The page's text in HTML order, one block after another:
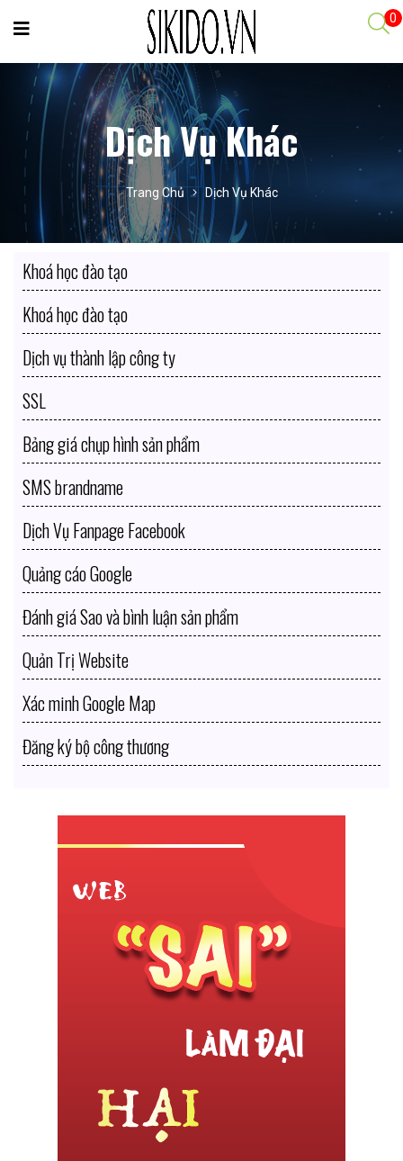
0
Dịch Vụ Khác
Trang Chủ Dịch Vụ Khác
Khoá học đào tạo
Khoá học đào tạo
Dịch vụ thành lập công ty
SSL
Bảng giá chụp hình sản phẩm
SMS brandname
Dịch Vụ Fanpage Facebook
Quảng cáo Google
Đánh giá Sao và bình luận sản phẩm
Quản Trị Website
Xác minh Google Map
Đăng ký bộ công thương